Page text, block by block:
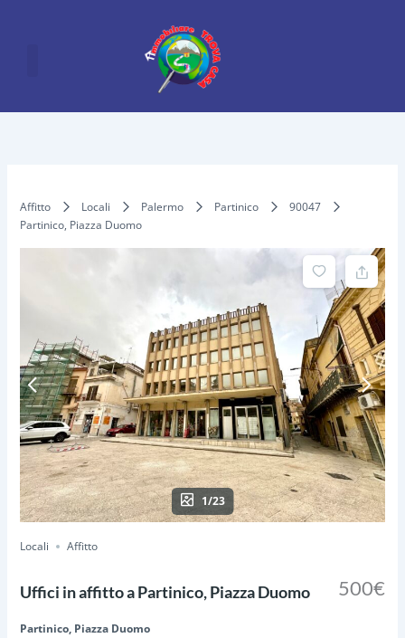
Affitto Locali Palermo Partinico
90047
Partinico, Piazza Duomo
1/23
Locali Affitto
Uffici in affitto a Partinico, Piazza Duomo
Partinico, Piazza Duomo
500€